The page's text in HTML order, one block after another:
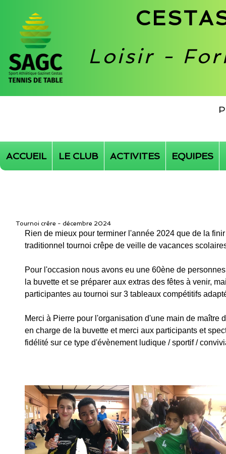
Loisir -
ACCUEIL LE CLUB ACTIVITES EQUIPES
Tournoi crêre - décembre 2024
Rien de mieux pour terminer l'année 2024 que de la
traditionnel tournoi crêpe de veille de vacances
Pour l'occasion nous avons eu une 60ène de
la buvette et se préparer aux extras des fêtes à venir,
participantes au tournoi sur 3 tableaux compétitifs
Merci à Pierre pour l'organisation d'une main de maître
en charge de la buvette et merci aux participants et
fidélité sur ce type d'évènement ludique / sportif /